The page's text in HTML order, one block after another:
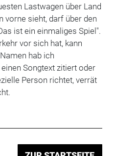
Lastwagen über Land
vorne sieht, darf über den
ist ein einmaliges Spiel".
vor sich hat, kann
hab ich
Songtext zitiert oder
Person richtet, verrät